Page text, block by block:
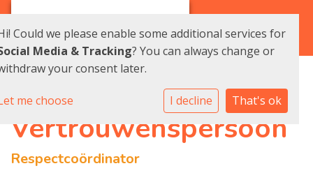
Vertrouwenspersoon
Respectcoördinator
Could we please enable some additional services for
Media & Tracking? You can always change or
your consent later.
me choose I decline That's ok